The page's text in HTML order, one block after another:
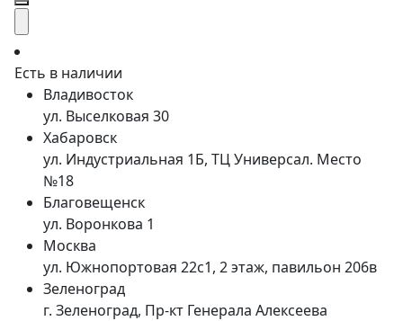
Есть в наличии
Владивосток
ул. Выселковая 30
Хабаровск
ул. Индустриальная 1Б, ТЦ Универсал. Место
№18
Благовещенск
ул. Воронкова 1
Москва
ул. Южнопортовая 22с1, 2 этаж, павильон 206в
Зеленоград
г. Зеленоград, Пр-кт Генерала Алексеева